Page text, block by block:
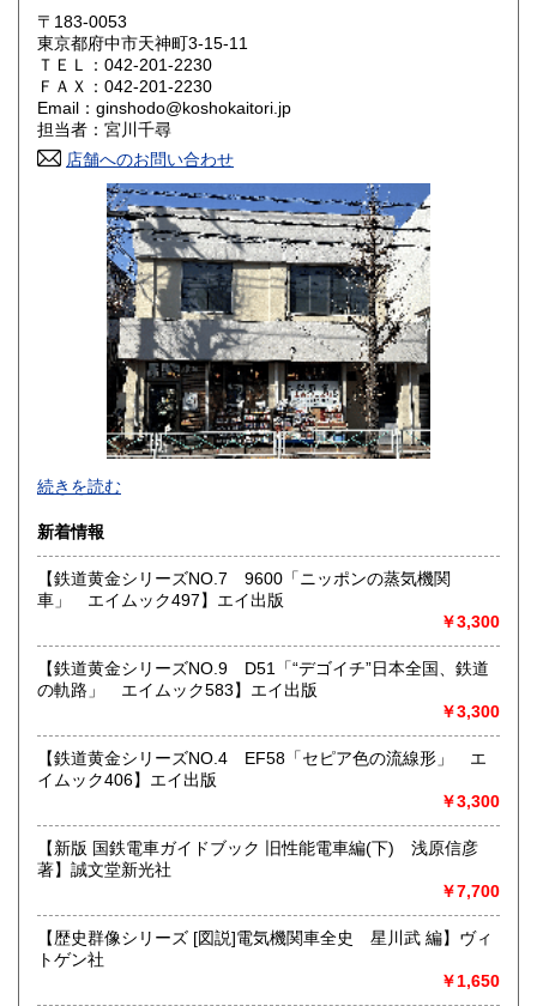
大阪府 1,800円
奈良県 1,800円
鳥取県
1,800円 広島県
1,800円 徳島県
1,800円 愛媛県
1,800円 福岡県
1,800円 長崎県
1,800円 大分県
宮崎県
沖縄県
〒183-0053
東京都府中市天神町3-15-11
ＴＥＬ：042-201-2230
ＦＡＸ：042-201-2230
Email：ginshodo@koshokaitori.jp
担当者：宮川千尋
店舗へのお問い合わせ
東京都では「銀装堂」として営業しております。
基本的には同じ書店となります。
★★ご質問、ご要望はご注文前にお問合せ下さい。★★
★★電話・FAXでの在庫、状態確認及びご注文には対応しま
せん。
すべての方にメールでのお問い合わせを御案内してい
★★メールでのお問い合わせは、用件のみの場合スパムメー
ルと判断して返信いたしません。お名前もお願いいたしま
沿線名：★★電話・FAXでの在庫、状態確認及びご注文には
対応しません。お電話を頂いてもすべての方にメールでのお
営業時間：(平日)10:00-17:00
定休日：土日祝休/臨時休業有
★出張買取・郵送買取(※要事前相談)致します。
お気軽にご相談ください。
続きを読む
新着情報
【鉄道黄金シリーズNO.7 9600「ニッポンの蒸気機関
車」 エイムック497】エイ出版
￥3,300
【鉄道黄金シリーズNO.9 D51「“デゴイチ”日本全国、鉄道
の軌路」 エイムック583】エイ出版
￥3,300
【鉄道黄金シリーズNO.4 EF58「セピア色の流線形」 エ
イムック406】エイ出版
￥3,300
【新版 国鉄電車ガイドブック 旧性能電車編(下) 浅原信彦
著】誠文堂新光社
￥7,700
【歴史群像シリーズ [図説]電気機関車全史 星川武 編】ヴィ
トゲン社
￥1,650